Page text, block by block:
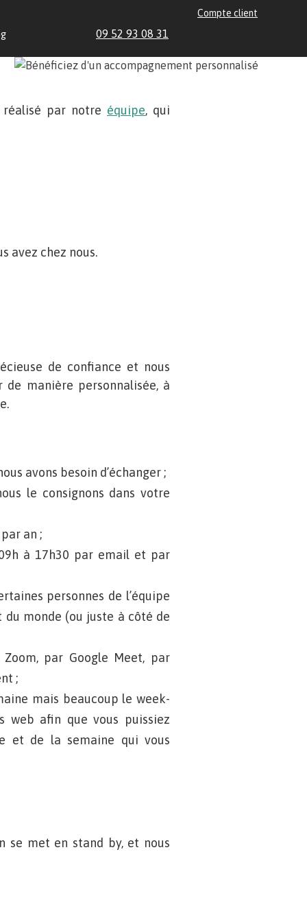
Compte client
09 52 93 08 31
réalisé par notre équipe, qui
avez chez nous.
de confiance et nous
manière personnalisée, à
avons besoin d’échanger ;
le consignons dans votre
an ;
à 17h30 par email et par
personnes de l’équipe
du monde (ou juste à côté de
par Google Meet, par
;
mais beaucoup le week-
web afin que vous puissiez
et de la semaine qui vous
se met en stand by, et nous